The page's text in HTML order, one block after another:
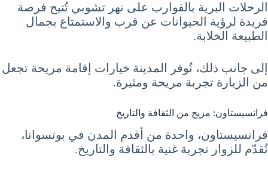
الرحلات البرية بالقوارب على نهر تشوبي تُتيح فرصة
فريدة لرؤية الحيوانات عن قرب والاستمتاع بجمال
الطبيعة الخلابة.
إلى جانب ذلك، تُوفر المدينة خيارات إقامة مريحة تجعل
من الزيارة تجربة مريحة ومثيرة.
فرانسيستاون: مزيج من الثقافة والتاريخ
فرانسيستاون، واحدة من أقدم المدن في بوتسوانا،
تُقدّم للزوار تجربة غنية بالثقافة والتاريخ.